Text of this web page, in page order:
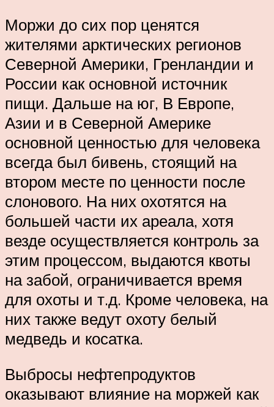
Моржи до сих пор ценятся
жителями арктических регионов
Северной Америки, Гренландии и
России как основной источник
пищи. Дальше на юг, В Европе,
Азии и в Северной Америке
основной ценностью для человека
всегда был бивень, стоящий на
втором месте по ценности после
слонового. На них охотятся на
большей части их ареала, хотя
везде осуществляется контроль за
этим процессом, выдаются квоты
на забой, ограничивается время
для охоты и т.д. Кроме человека, на
них также ведут охоту белый
медведь и косатка.
Выбросы нефтепродуктов
оказывают влияние на моржей как